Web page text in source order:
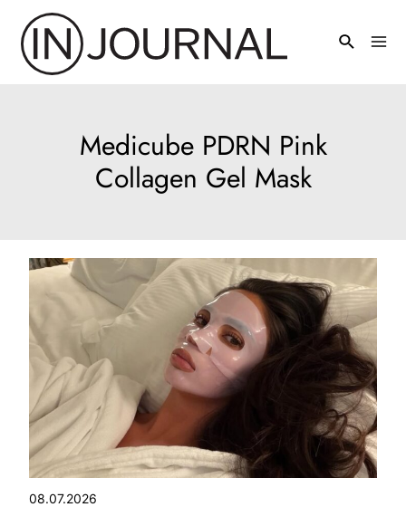
sadržaj
Medicube PDRN Pink
Collagen Gel Mask
08.07.2026